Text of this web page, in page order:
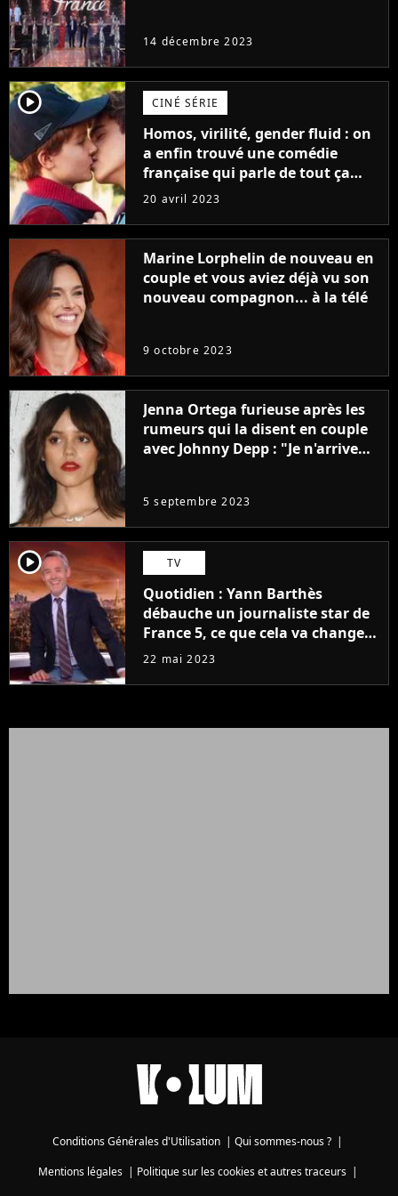
14 décembre 2023
player2 CINÉ SÉRIE
Homos, virilité, gender fluid : on
a enfin trouvé une comédie
française qui parle de tout ça
sans être super ringarde
20 avril 2023
Marine Lorphelin de nouveau en
couple et vous aviez déjà vu son
nouveau compagnon... à la télé
9 octobre 2023
Jenna Ortega furieuse après les
rumeurs qui la disent en couple
avec Johnny Depp : "Je n'arrive
5 septembre 2023
player2 TV
Quotidien : Yann Barthès
débauche un journaliste star de
France 5, ce que cela va changer
à la rentrée
22 mai 2023
Conditions Générales d'Utilisation | Qui sommes-nous ? |
Mentions légales| Politique sur les cookies et autres traceurs|